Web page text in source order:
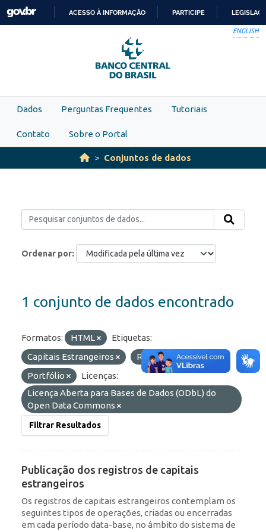
Skip to main content
PARA
O
CONTEÚDO
ACESSO À INFORMAÇÃO PARTICIPE
ENGLISH
Dados Perguntas Frequentes Tutoriais
Contato Sobre o Portal
Conjuntos de dados
Ordenar por
1 conjunto de dados encontrado
Formatos: HTML
Etiquetas:
Capitais Estrangeiros
ROF
RDE
Portfólio
Licenças:
Licença Aberta para Bases de Dados (ODbL) do
Open Data Commons
Filtrar Resultados
Publicação dos registros de capitais
estrangeiros
Os registros de capitais estrangeiros contemplam os
seguintes tipos de operações, criadas ou encerradas
em cada período data-base, no âmbito do sistema de